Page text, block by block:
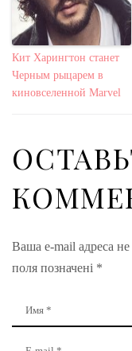
Кит Харингтон станет
Черным рыцарем в
киновселенной Marvel
Ваша e-mail адреса
поля позначені *